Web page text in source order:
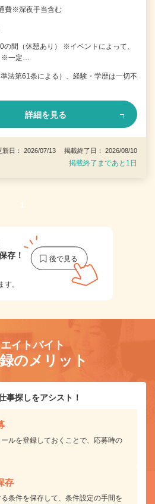
費※深夜手当含む
の間（休憩あり） ※イベントによって、
※一定…
法第61条による）、経験・学歴は一切不
詳細を見る
新日： 2026/07/13 掲載終了日： 2026/08/10
掲載終了まであと1日
1
存！
。
イトバイト
のメリット
事探しをアシスト！
ルを登録しておくことで、応募時の
存
条件を保存して、条件設定の手間を